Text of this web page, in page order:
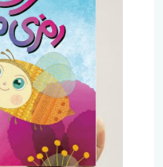
( اخبارالرضا علیه السلام، ج۲،ص ۲۶ص ،۲۶۹،ح۵۹